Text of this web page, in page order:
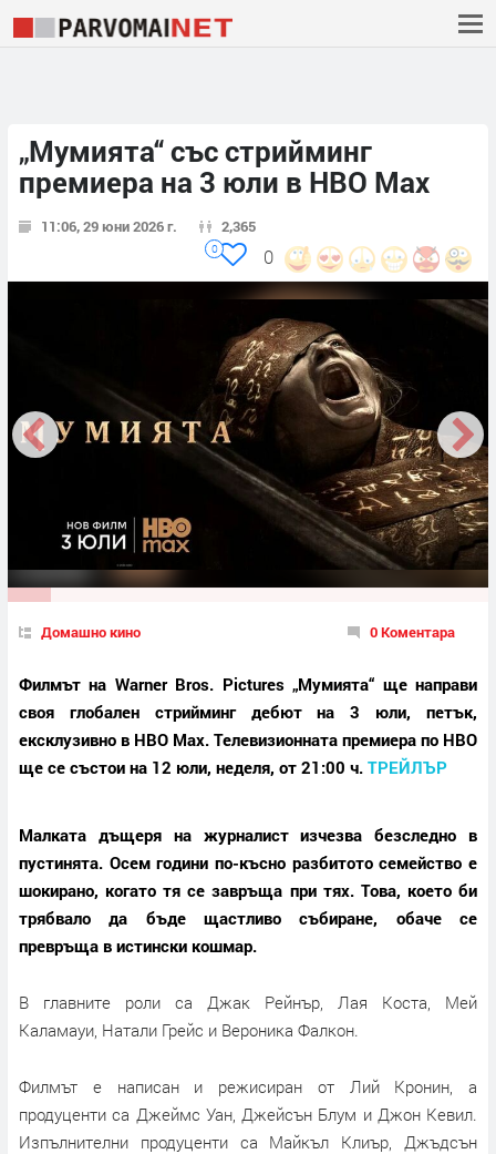
„Мумията“ със стрийминг
премиера на 3 юли в HBO Max
11:06, 29 юни 2026 г. 2,365
0
0
Домашно кино 0 Коментара
Филмът на Warner Bros. Pictures „Мумията“ ще направи
своя глобален стрийминг дебют на 3 юли, петък,
ексклузивно в HBO Max. Телевизионната премиера по HBO
ще се състои на 12 юли, неделя, от 21:00 ч. ТРЕЙЛЪР
Малката дъщеря на журналист изчезва безследно в
пустинята. Осем години по-късно разбитото семейство е
шокирано, когато тя се завръща при тях. Това, което би
трябвало да бъде щастливо събиране, обаче се
превръща в истински кошмар.
В главните роли са Джак Рейнър, Лая Коста, Мей
Каламауи, Натали Грейс и Вероника Фалкон.
Филмът е написан и режисиран от Лий Кронин, а
продуценти са Джеймс Уан, Джейсън Блум и Джон Кевил.
Изпълнителни продуценти са Майкъл Клиър, Джъдсън